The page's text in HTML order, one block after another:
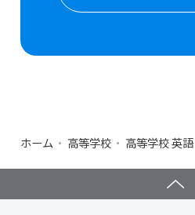
ホーム 高等学校 高等学校 英語